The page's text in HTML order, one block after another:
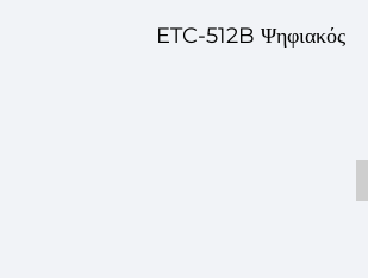
ETC-512B Ψηφιακός